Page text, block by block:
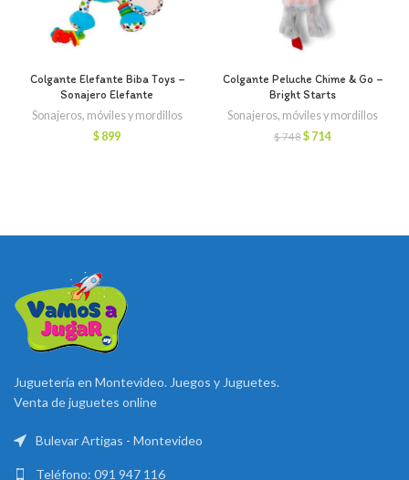
Colgante Elefante Biba Toys –
Sonajero Elefante
Sonajeros, móviles y mordillos
$ 899
Colgante Peluche Chime & Go –
Bright Starts
Sonajeros, móviles y mordillos
$748El
$ 714El
Juguetería en Montevideo. Juegos y Juguetes.
Venta de juguetes online
Bulevar Artigas - Montevideo
Teléfono: 091 947 116